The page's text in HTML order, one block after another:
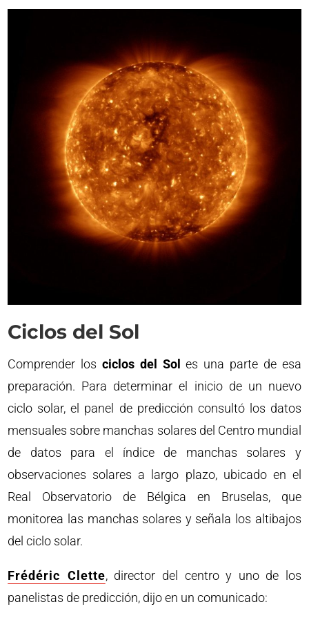
Ciclos del Sol
Comprender los ciclos del Sol es una parte de esa
preparación. Para determinar el inicio de un nuevo
ciclo solar, el panel de predicción consultó los datos
mensuales sobre manchas solares del Centro mundial
de datos para el índice de manchas solares y
observaciones solares a largo plazo, ubicado en el
Real Observatorio de Bélgica en Bruselas, que
monitorea las manchas solares y señala los altibajos
del ciclo solar.
Frédéric Clette, director del centro y uno de los
panelistas de predicción, dijo en un comunicado: